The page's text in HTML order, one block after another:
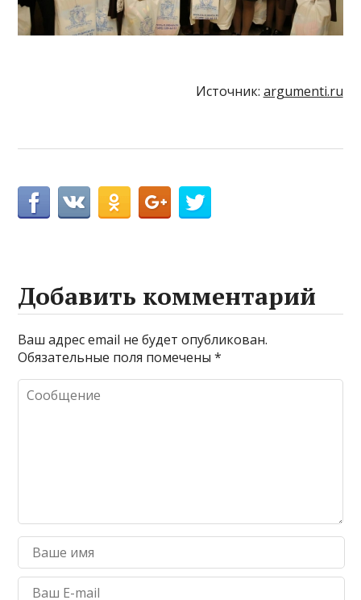
Источник: argumenti.ru
Добавить комментарий
Ваш адрес email не будет опубликован.
Обязательные поля помечены*